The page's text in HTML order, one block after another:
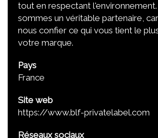
tout en respectant
sommes un véritable partenaire,
nous confier ce qui vous tient le
votre marque.
Pays
France
Site web
https://www.blf-privatelabel.com
Réseaux sociaux